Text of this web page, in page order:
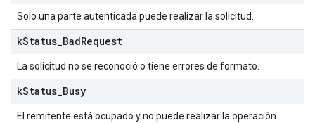
Solo una parte autenticada puede realizar la solicitud.
kStatus BadRequest
La solicitud no se reconoció o tiene errores de formato.
kStatus Busy
El remitente está ocupado y no puede realizar la operación